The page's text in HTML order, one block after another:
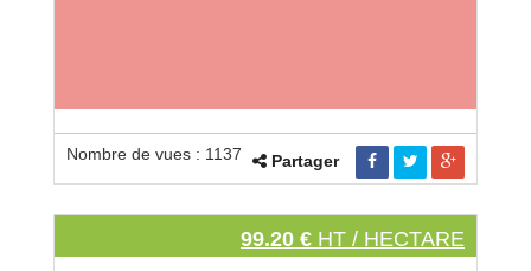
Nombre de vues : 1137 Partager
99.20 € HT / HECTARE